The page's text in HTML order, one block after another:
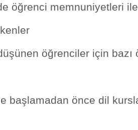
öğrenci memnuniyetleri ile
öğrenciler için bazı
önce dil